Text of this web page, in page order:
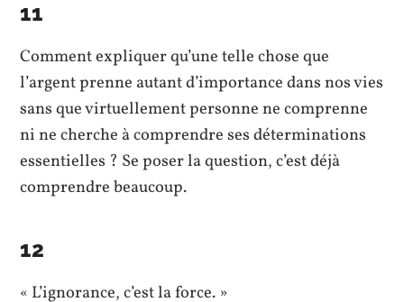
11
Comment expliquer qu’une telle chose que
l’argent prenne autant d’importance dans nos vies
sans que virtuellement personne ne comprenne
ni ne cherche à comprendre ses déterminations
essentielles ? Se poser la question, c’est déjà
comprendre beaucoup.
12
« L’ignorance, c’est la force. »